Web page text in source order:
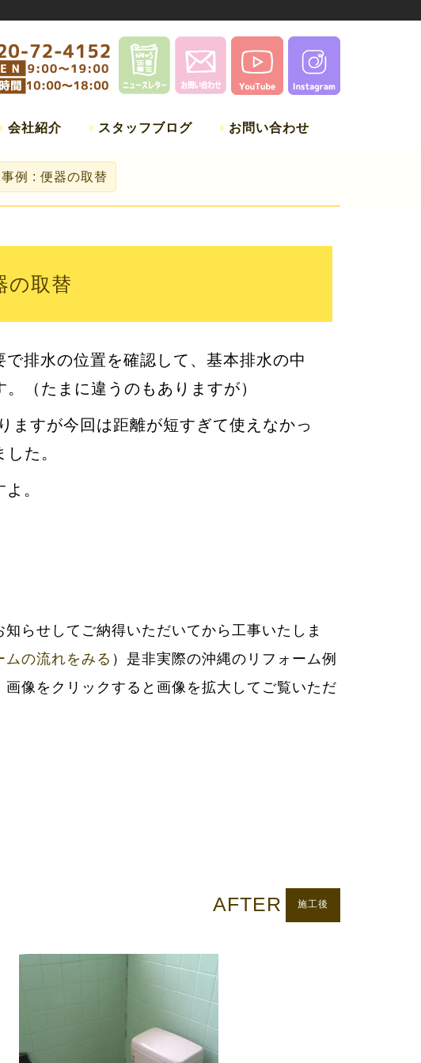
会社紹介 スタッフブログ お問い合わせ
例 : 便器の取替
の取替
排水の位置を確認して、基本排水の中
（たまに違うのもありますが）
ますが今回は距離が短すぎて使えなかっ
た。
。
ムの流れをみる ）是非実際の沖縄のリフォーム例
画像をクリックすると画像を拡大してご覧いただ
施工後
AFTER